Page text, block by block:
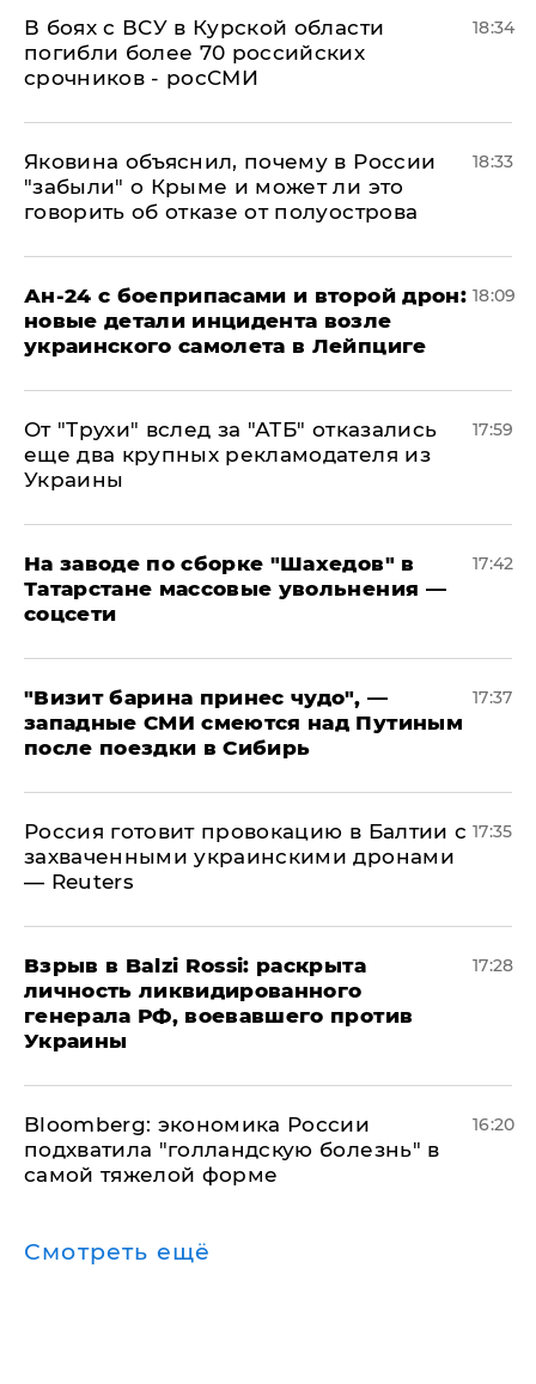
В боях с ВСУ в Курской области
погибли более 70 российских
срочников - росСМИ
18:34
Яковина объяснил, почему в России
"забыли" о Крыме и может ли это
говорить об отказе от полуострова
18:33
Ан-24 с боеприпасами и второй дрон:
новые детали инцидента возле
украинского самолета в Лейпциге
18:09
От "Трухи" вслед за "АТБ" отказались
еще два крупных рекламодателя из
Украины
17:59
На заводе по сборке "Шахедов" в
Татарстане массовые увольнения —
соцсети
17:42
"Визит барина принес чудо", —
западные СМИ смеются над Путиным
после поездки в Сибирь
17:37
​Россия готовит провокацию в Балтии с
захваченными украинскими дронами
— Reuters
17:35
​Взрыв в Balzi Rossi: раскрыта
личность ликвидированного
генерала РФ, воевавшего против
Украины
17:28
Bloomberg: экономика России
подхватила "голландскую болезнь" в
самой тяжелой форме
16:20
Смотреть ещё